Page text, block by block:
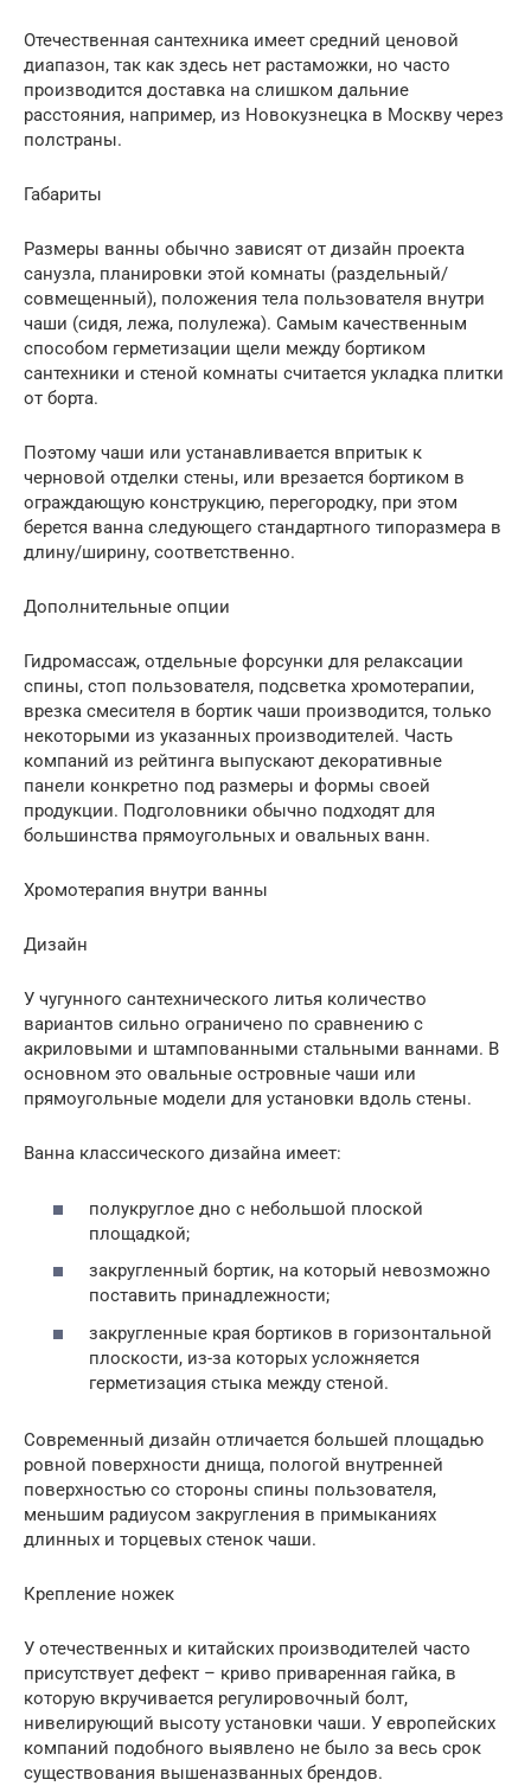
Отечественная сантехника имеет средний ценовой
диапазон, так как здесь нет растаможки, но часто
производится доставка на слишком дальние
расстояния, например, из Новокузнецка в Москву через
полстраны.
Габариты
Размеры ванны обычно зависят от дизайн проекта
санузла, планировки этой комнаты (раздельный/
совмещенный), положения тела пользователя внутри
чаши (сидя, лежа, полулежа). Самым качественным
способом герметизации щели между бортиком
сантехники и стеной комнаты считается укладка плитки
от борта.
Поэтому чаши или устанавливается впритык к
черновой отделки стены, или врезается бортиком в
ограждающую конструкцию, перегородку, при этом
берется ванна следующего стандартного типоразмера в
длину/ширину, соответственно.
Дополнительные опции
Гидромассаж, отдельные форсунки для релаксации
спины, стоп пользователя, подсветка хромотерапии,
врезка смесителя в бортик чаши производится, только
некоторыми из указанных производителей. Часть
компаний из рейтинга выпускают декоративные
панели конкретно под размеры и формы своей
продукции. Подголовники обычно подходят для
большинства прямоугольных и овальных ванн.
Хромотерапия внутри ванны
Дизайн
У чугунного сантехнического литья количество
вариантов сильно ограничено по сравнению с
акриловыми и штампованными стальными ваннами. В
основном это овальные островные чаши или
прямоугольные модели для установки вдоль стены.
Ванна классического дизайна имеет:
полукруглое дно с небольшой плоской
площадкой;
закругленный бортик, на который невозможно
поставить принадлежности;
закругленные края бортиков в горизонтальной
плоскости, из-за которых усложняется
герметизация стыка между стеной.
Современный дизайн отличается большей площадью
ровной поверхности днища, пологой внутренней
поверхностью со стороны спины пользователя,
меньшим радиусом закругления в примыканиях
длинных и торцевых стенок чаши.
Крепление ножек
У отечественных и китайских производителей часто
присутствует дефект – криво приваренная гайка, в
которую вкручивается регулировочный болт,
нивелирующий высоту установки чаши. У европейских
компаний подобного выявлено не было за весь срок
существования вышеназванных брендов.